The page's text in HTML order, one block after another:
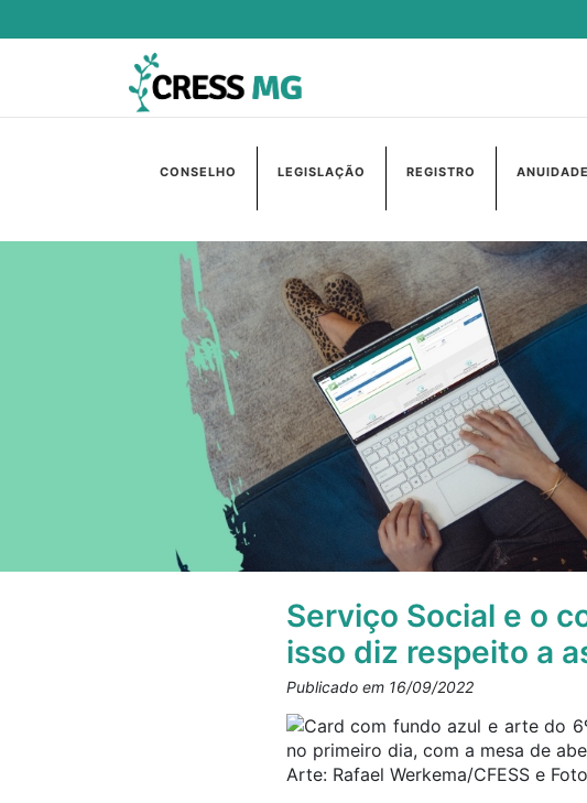
CONSELHO LEGISLAÇÃO REGISTRO ANUIDADE
Serviço Social e o
isso diz respeito a
Publicado em 16/09/2022
Arte: Rafael Werkema/CFESS e